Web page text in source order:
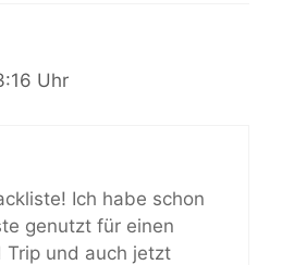
Uhr
Ich habe schon
genutzt für einen
Trip und auch jetzt